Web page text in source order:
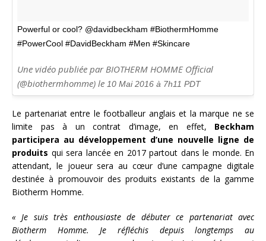
Powerful or cool? @davidbeckham #BiothermHomme
#PowerCool #DavidBeckham #Men #Skincare
Une vidéo publiée par BIOTHERM HOMME Official
(@biothermhomme) le 10 Mai 2016 à 7h11 PDT
Le partenariat entre le footballeur anglais et la marque ne se
limite pas à un contrat d’image, en effet, Beckham
participera au développement d’une nouvelle ligne de
produits qui sera lancée en 2017 partout dans le monde. En
attendant, le joueur sera au cœur d’une campagne digitale
destinée à promouvoir des produits existants de la gamme
Biotherm Homme.
« Je suis très enthousiaste de débuter ce partenariat avec
Biotherm Homme. Je réfléchis depuis longtemps au